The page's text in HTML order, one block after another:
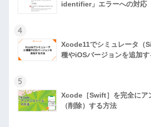
identifier」エラーへの対応
4
Xcode11でシミュレータ（
種やiOSバージョンを追加
5
Xcode［Swift］を完全にア
（削除）する方法